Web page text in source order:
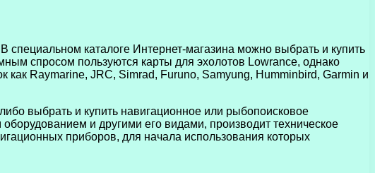
каталоге Интернет-магазина можно выбрать и купить
спросом пользуются карты для эхолотов Lowrance, однако
как Raymarine, JRC, Simrad, Furuno, Samyung, Humminbird, Garmin и
выбрать и купить навигационное или рыбопоисковое
и другими его видами, производит техническое
приборов, для начала использования которых